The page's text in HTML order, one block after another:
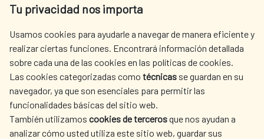
Tu privacidad nos importa
Usamos cookies para ayudarle a navegar de manera eficiente y
realizar ciertas funciones. Encontrará información detallada
sobre cada una de las cookies en las políticas de cookies.
Las cookies categorizadas como técnicas se guardan en su
navegador, ya que son esenciales para permitir las
funcionalidades básicas del sitio web.
También utilizamos cookies de tercerosque nos ayudan a
analizar cómo usted utiliza este sitio web, guardar sus
Tel. +34 900 20 30 54​​​​​​​
AECID
WHERE DO WE COOPERATE?
SPANISH HUMANITARIAN
ACTION
PRESS ROOM
CULTURE AND SCIENCE LIBRARY